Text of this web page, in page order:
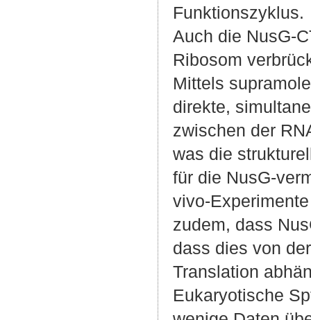
Funktionszyklus.
Auch die NusG-
Ribosom
Mittels
direkte,
zwischen der
was die
für die NusG-
vivo-
zudem, dass
dass dies von der
Translation
Eukaryotische